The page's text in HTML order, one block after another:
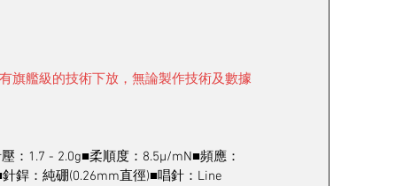
旗艦級的技術下放，無論製作技術及數據
：1.7 - 2.0g■柔順度：8.5µ/mN■頻應：
銲：純硼(0.26mm直徑)■唱針：Line